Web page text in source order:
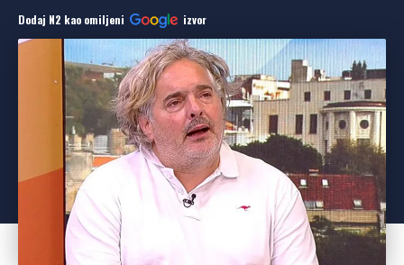
Dodaj N2 kao omiljeni izvor